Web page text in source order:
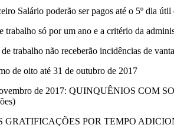
Salário poderão ser pagos até o 5º dia útil
trabalho só por um ano e a critério da
trabalho não receberão incidências de
de oito até 31 de outubro de 2017
de 2017: QUINQUÊNIOS
POR TEMPO